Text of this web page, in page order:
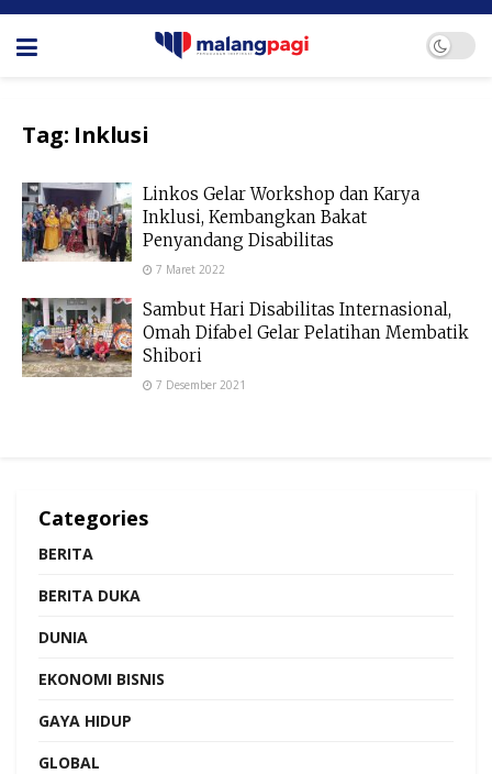
Tag: Inklusi
Linkos Gelar Workshop dan Karya
Inklusi, Kembangkan Bakat
Penyandang Disabilitas
7 Maret 2022
Sambut Hari Disabilitas Internasional,
Omah Difabel Gelar Pelatihan Membatik
Shibori
7 Desember 2021
Categories
BERITA
BERITA DUKA
DUNIA
EKONOMI BISNIS
GAYA HIDUP
GLOBAL